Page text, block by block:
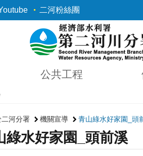
二河粉絲團
公共工程
二河分署 機關宣導 青山綠水好家園_頭
綠水好家園_頭前溪